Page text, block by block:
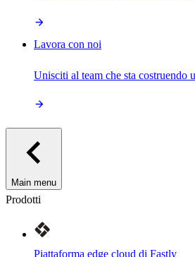
Lavora con noi
Unisciti al team che sta costruendo
Main menu
Prodotti
Piattaforma edge cloud di Fastly